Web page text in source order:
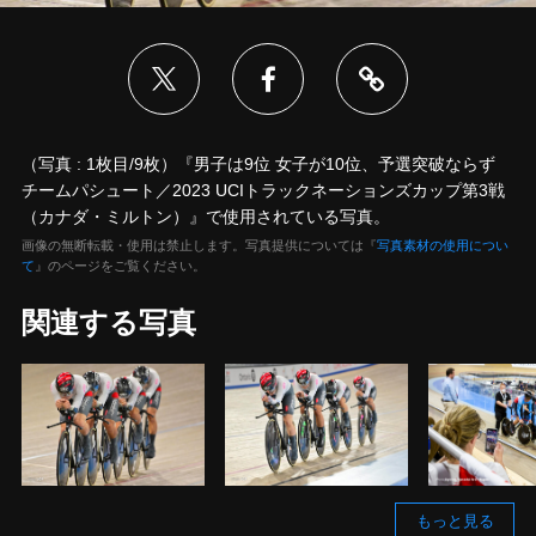
（写真 : 1枚目/9枚）『男子は9位 女子が10位、予選突破ならず
チームパシュート／2023 UCIトラックネーションズカップ第3戦
（カナダ・ミルトン）』で使用されている写真。
画像の無断転載・使用は禁止します。写真提供については『写真素材の使用につい
て 』のページをご覧ください。
関連する写真
もっと見る